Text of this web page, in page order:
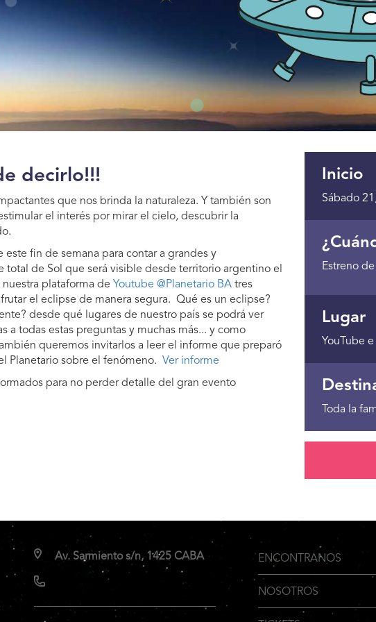
decirlo!!!
que nos brinda la naturaleza. Y también son
el interés por mirar el cielo, descubrir la
este fin de semana para contar a grandes y
de Sol que será visible desde territorio argentino el
plataforma de Youtube @Planetario BA tres
el eclipse de manera segura. Qué es un eclipse?
desde qué lugares de nuestro país se podrá ver
a todas estas preguntas y muchas más... y como
queremos invitarlos a leer el informe que preparó
Planetario sobre el fenómeno. Ver informe
para no perder detalle del gran evento
Inicio
Sábado
Estreno
Lugar
YouTube
Toda la
Av. Sarmiento s/n, 1425 CABA
Menu
Inferior
ENCONTRANOS
NOSOTROS